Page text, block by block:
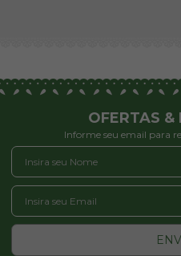
OFERTAS &
Informe seu email para